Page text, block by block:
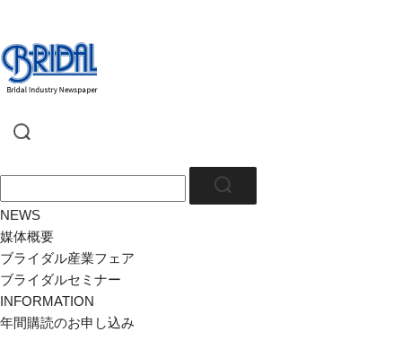
NEWS
媒体概要
ブライダル産業フェア
ブライダルセミナー
INFORMATION
年間購読のお申し込み